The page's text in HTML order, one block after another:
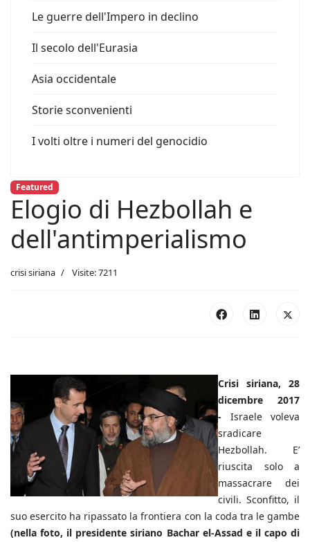
Le guerre dell'Impero in declino
Il secolo dell'Eurasia
Asia occidentale
Storie sconvenienti
I volti oltre i numeri del genocidio
Featured
Elogio di Hezbollah e
dell'antimperialismo
crisi siriana Visite: 7211
Crisi siriana, 28
dicembre 2017
- Israele voleva
sradicare
Hezbollah. E’
riuscita solo a
massacrare dei
civili. Sconfitto, il
suo esercito ha ripassato la frontiera con la coda tra le gambe
(nella foto, il presidente siriano Bachar el-Assad e il capo di